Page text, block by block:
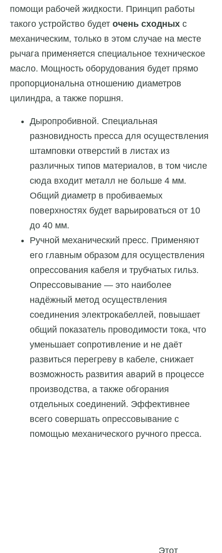
помощи рабочей жидкости. Принцип работы
такого устройство будет очень сходных с
механическим, только в этом случае на месте
рычага применяется специальное техническое
масло. Мощность оборудования будет прямо
пропорциональна отношению диаметров
цилиндра, а также поршня.
Дыропробивной. Специальная
разновидность пресса для осуществления
штамповки отверстий в листах из
различных типов материалов, в том числе
сюда входит металл не больше 4 мм.
Общий диаметр в пробиваемых
поверхностях будет варьироваться от 10
до 40 мм.
Ручной механический пресс. Применяют
его главным образом для осуществления
опрессования кабеля и трубчатых гильз.
Опрессовывание — это наиболее
надёжный метод осуществления
соединения электрокабеллей, повышает
общий показатель проводимости тока, что
уменьшает сопротивление и не даёт
развиться перегреву в кабеле, снижает
возможность развития аварий в процессе
производства, а также обгорания
отдельных соединений. Эффективнее
всего совершать опрессовывание с
помощью механического ручного пресса.
Этот